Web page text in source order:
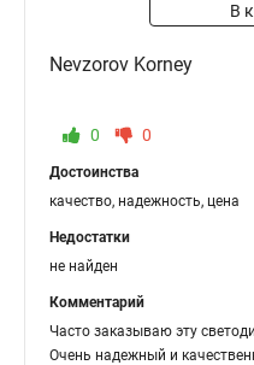
В
Nevzorov Korney
0 0
Достоинства
качество, надежность, цена
Недостатки
не найден
Комментарий
Часто заказываю эту
Очень надежный и